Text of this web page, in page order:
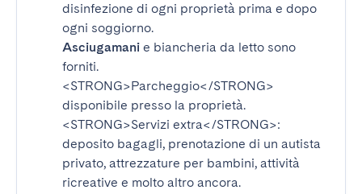
disinfezione di ogni proprietà prima e dopo
ogni soggiorno.
Asciugamani e biancheria da letto sono
forniti.
<STRONG>Parcheggio</STRONG>
disponibile presso la proprietà.
<STRONG>Servizi extra</STRONG>:
deposito bagagli, prenotazione di un autista
privato, attrezzature per bambini, attività
ricreative e molto altro ancora.